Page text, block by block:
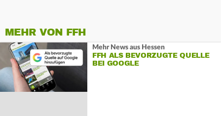
MEHR VON FFH
Mehr News aus Hessen
FFH ALS BEVORZUGTE QUELLE
BEI GOOGLE